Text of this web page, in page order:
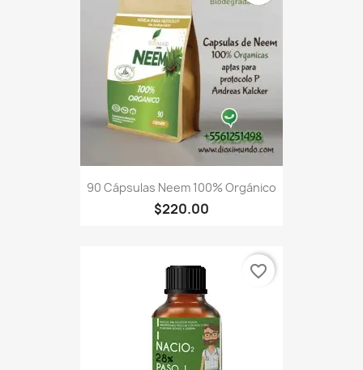
90 Cápsulas Neem 100% Orgánico
$220.00
favorite_border